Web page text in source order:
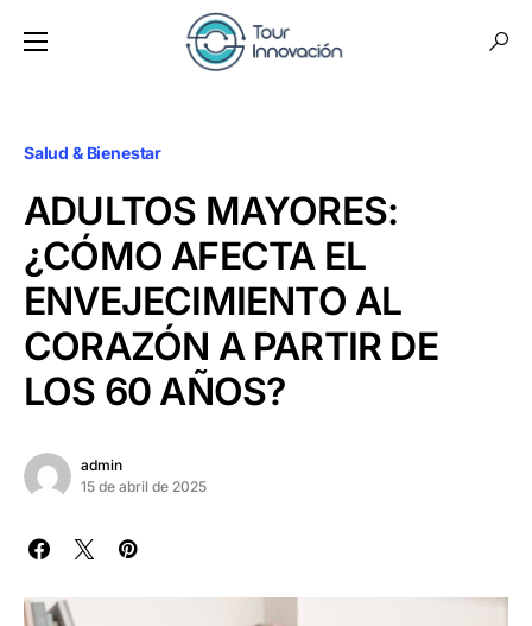
Salud & Bienestar
ADULTOS MAYORES:
¿CÓMO AFECTA EL
ENVEJECIMIENTO AL
CORAZÓN A PARTIR DE
LOS 60 AÑOS?
admin
15 de abril de 2025